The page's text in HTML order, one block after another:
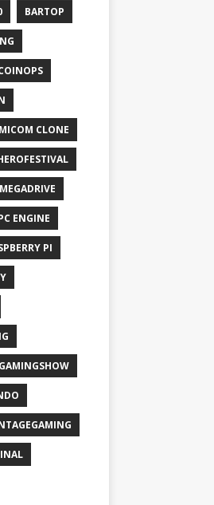
BARTOP
CLONE
MEGADRIVE
ENGINE
PI